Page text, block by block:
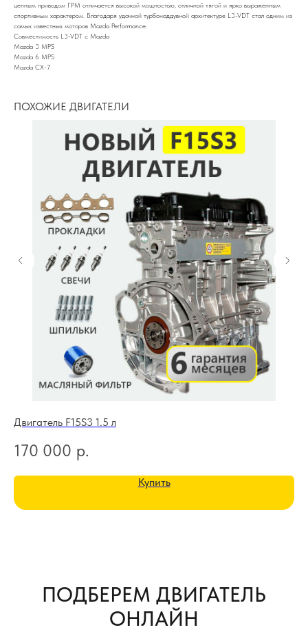
цепным приводом ГРМ отличается высокой мощностью, отличной тягой и ярко выраженным
спортивным характером. Благодаря удачной турбонаддувной архитектуре L3-VDT стал одним из
самых известных моторов Mazda Performance.
Совместимость L3-VDT с Mazda
Mazda 3 MPS
Mazda 6 MPS
Mazda CX-7
ПОХОЖИЕ ДВИГАТЕЛИ
Двигатель F15S3 1.5 л
170 000 р.
Купить
ПОДБЕРЕМ ДВИГАТЕЛЬ
ОНЛАЙН